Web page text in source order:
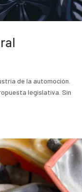
de la automoción.
legislativa. Sin